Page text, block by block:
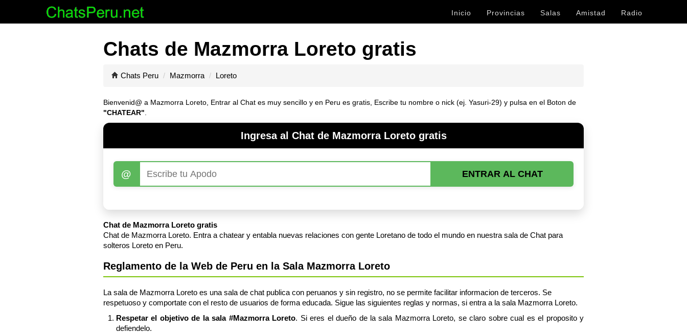
Inicio Provincias Salas Amistad Radio
Chats de Mazmorra Loreto gratis
Chats Peru Mazmorra Loreto
Bienvenid@ a Mazmorra Loreto, Entrar al Chat es muy sencillo y en Peru es gratis, Escribe tu nombre o nick (ej. Yasuri-29) y pulsa en el Boton de
"CHATEAR"
Ingresa al Chat de Mazmorra Loreto gratis
@ ENTRAR AL CHAT
Chat de Mazmorra Loreto gratis
Chat de Mazmorra Loreto. Entra a chatear y entabla nuevas relaciones con gente Loretano de todo el mundo en nuestra sala de Chat para
solteros Loreto en Peru.
Reglamento de la Web de Peru en la Sala Mazmorra Loreto
La sala de Mazmorra Loreto es una sala de chat publica con peruanos y sin registro, no se permite facilitar informacion de terceros. Se
respetuoso y comportate con el resto de usuarios de forma educada. Sigue las siguientes reglas y normas, si entra a la sala Mazmorra Loreto.
Respetar el objetivo de la sala #Mazmorra Loreto. Si eres el dueño de la sala Mazmorra Loreto, se claro sobre cual es el proposito y
defiendelo.